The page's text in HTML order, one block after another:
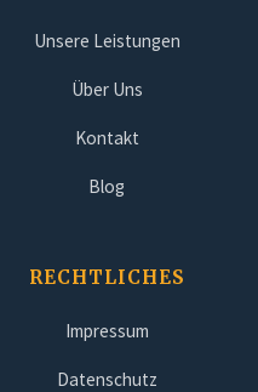
Unsere Leistungen
Über Uns
Kontakt
Blog
RECHTLICHES
Impressum
Datenschutz